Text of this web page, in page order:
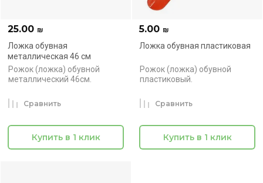
25.00 ₪
Ложка обувная
металлическая 46 см
Рожок (ложка) обувной
металлический 46см.
Сравнить
Купить в 1 клик
5.00 ₪
Ложка обувная пластиковая
Рожок (ложка) обувной
пластиковый.
Сравнить
Купить в 1 клик